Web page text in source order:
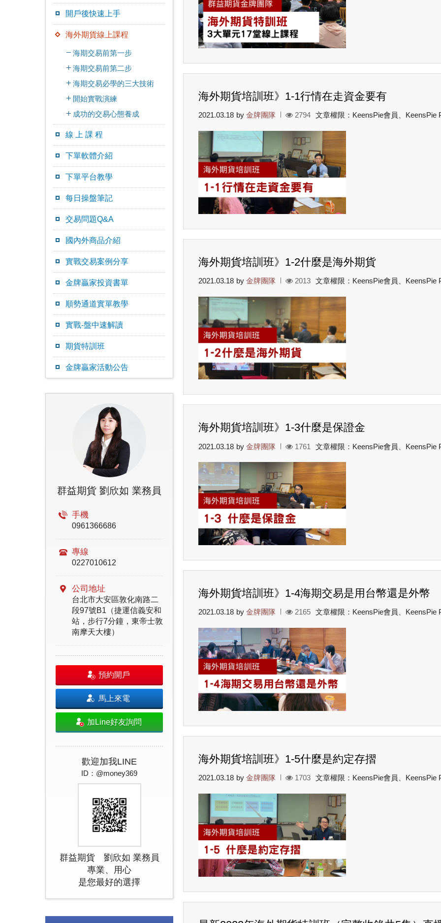
開戶後快速上手
海外期貨線上課程
海期交易前第一步
海期交易前第二步
海期交易必學的三大技術
開始實戰演練
成功的交易心態養成
線 上 課 程
下單軟體介紹
下單平台教學
每日操盤筆記
交易問題Q&A
國內外商品介紹
實戰交易案例分享
金牌贏家投資書單
順勢通道實單教學
實戰-盤中速解讀
期貨特訓班
金牌贏家活動公告
群益期貨 劉欣如 業務員
手機
0961366686
專線
0227010612
公司地址
台北市大安區敦化南路二
段97號B1（捷運信義安和
站，步行7分鐘，東帝士敦
南摩天大樓）
預約開戶
馬上來電
加Line好友詢問
歡迎加我LINE
ID：@money369
群益期貨 劉欣如 業務員
專業、用心
是您最好的選擇
海外期貨培訓班》1-1行情在走資金要有
2021.03.18 by 金牌團隊 2794 文章權限：KeensPie會員、KeensPie
海外期貨培訓班》1-2什麼是海外期貨
2021.03.18 by 金牌團隊 2013 文章權限：KeensPie會員、KeensPie
海外期貨培訓班》1-3什麼是保證金
2021.03.18 by 金牌團隊 1761 文章權限：KeensPie會員、KeensPie
海外期貨培訓班》1-4海期交易是用台幣還是外幣
2021.03.18 by 金牌團隊 2165 文章權限：KeensPie會員、KeensPie
海外期貨培訓班》1-5什麼是約定存摺
2021.03.18 by 金牌團隊 1703 文章權限：KeensPie會員、KeensPie